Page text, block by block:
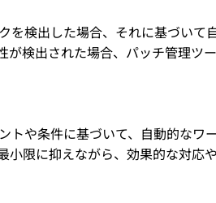
を検出した場合、それに基づいて
が検出された場合、パッチ管理ツ
トや条件に基づいて、自動的なワ
小限に抑えながら、効果的な対応